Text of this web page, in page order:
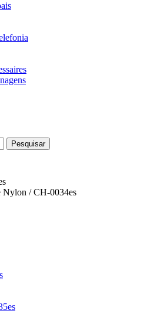
Nylon / CH-0034es